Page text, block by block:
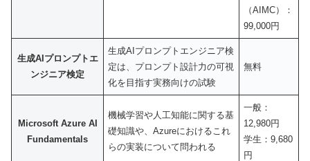
（AIMC）：
99,000円
生成AIプロンプトエ
ンジニア検定
生成AIプロンプトエンジニア検
定は、プロンプト設計力の可視
化を目指す実務向けの試験
無料
Microsoft Azure AI
Fundamentals
機械学習や人工知能に関する基
礎知識や、Azureにおけるこれ
らの実装について問われる
一般：
12,980円
学生：9,680
円